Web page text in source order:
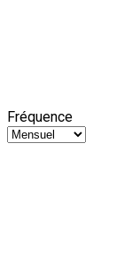
Fréquence